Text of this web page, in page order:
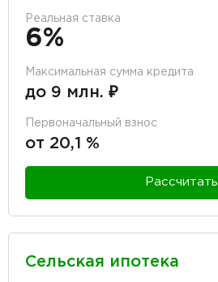
Реальная ставка
6%
Максимальная сумма кредита
до 9 млн. ₽
Первоначальный взнос
от 20,1 %
Рассчитать
Сельская ипотека